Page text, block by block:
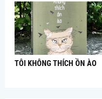
TÔI KHÔNG THÍCH ỒN ÀO